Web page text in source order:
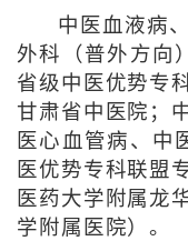
中医血液病
外科（普外方向
省级中医优势专
甘肃省中医院；
医心血管病、中
医优势专科联盟
医药大学附属龙
学附属医院）。